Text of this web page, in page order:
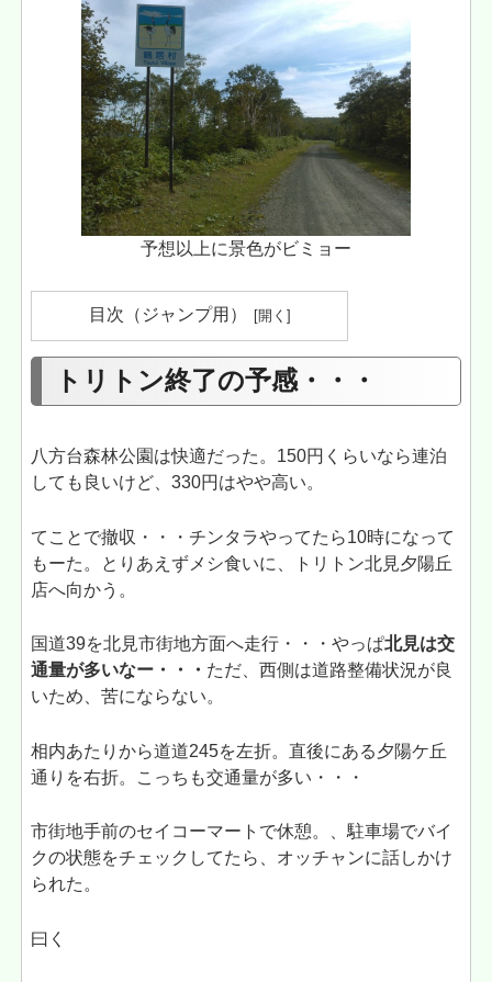
予想以上に景色がビミョー
目次（ジャンプ用）
トリトン終了の予感・・・
八方台森林公園は快適だった。150円くらいなら連泊
しても良いけど、330円はやや高い。
てことで撤収・・・チンタラやってたら10時になって
もーた。とりあえずメシ食いに、トリトン北見夕陽丘
店へ向かう。
国道39を北見市街地方面へ走行・・・やっぱ北見は交
通量が多いなー・・・ ただ、西側は道路整備状況が良
いため、苦にならない。
相内あたりから道道245を左折。直後にある夕陽ケ丘
通りを右折。こっちも交通量が多い・・・
市街地手前のセイコーマートで休憩。、駐車場でバイ
クの状態をチェックしてたら、オッチャンに話しかけ
られた。
曰く